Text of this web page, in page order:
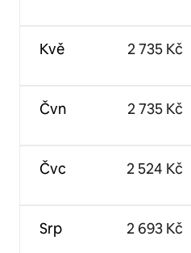
Kvě
Čvn
Čvc
Srp
2 735 Kč
2 735 Kč
2 524 Kč
2 693 Kč